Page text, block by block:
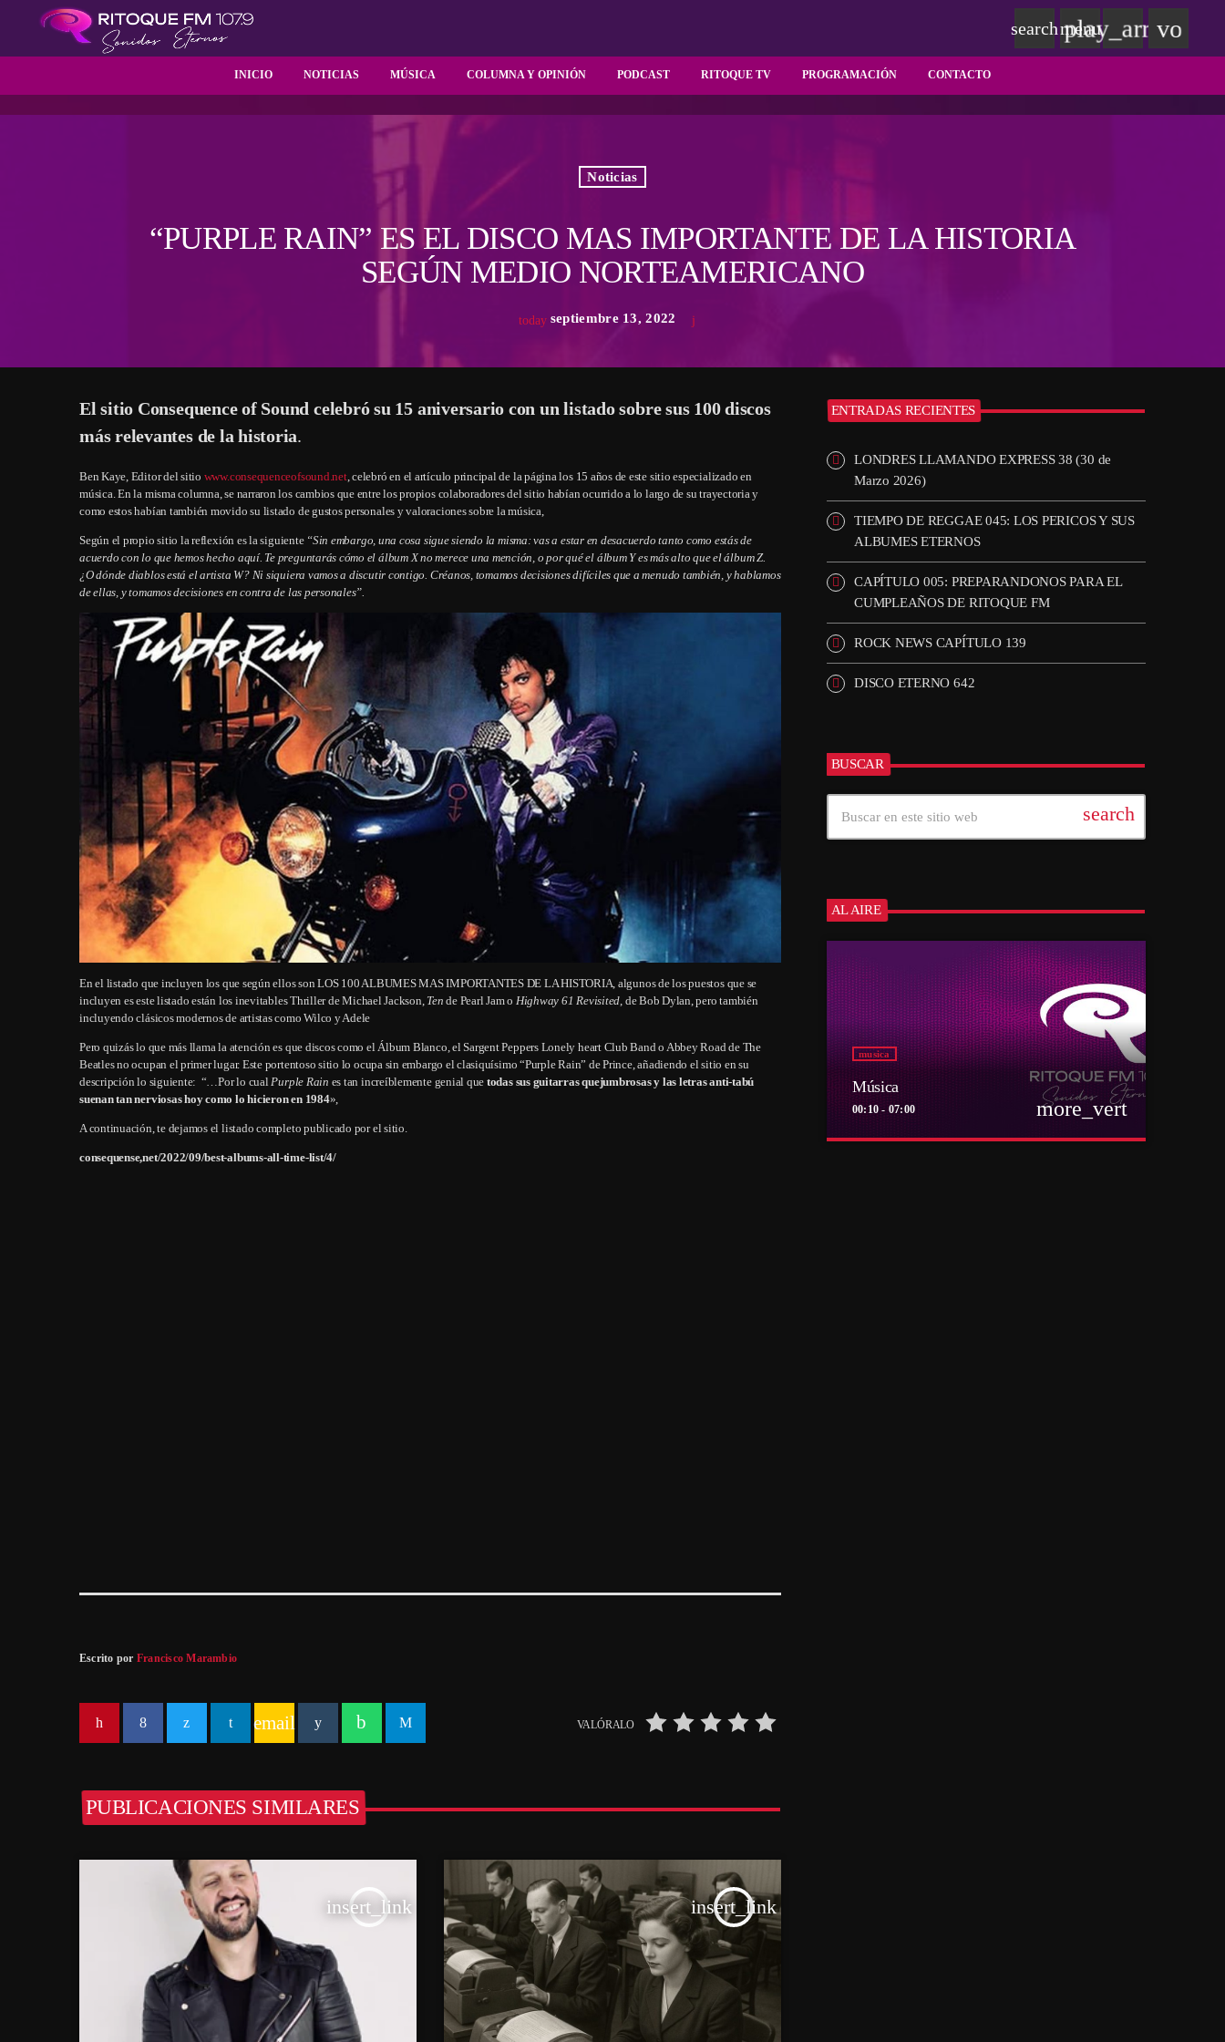
INICIO NOTICIAS MÚSICA COLUMNA Y OPINIÓN PODCAST RITOQUE TV PROGRAMACIÓN CONTACTO
searchmenu
play_arrow
Noticias
“PURPLE RAIN” ES EL DISCO MAS IMPORTANTE DE LA HISTORIA
SEGÚN MEDIO NORTEAMERICANO
today septiembre 13, 2022
El sitio Consequence of Sound celebró su 15 aniversario con un listado sobre sus 100 discos
más relevantes de la historia.
Ben Kaye, Editor del sitio www.consequenceofsound.net, celebró en el artículo principal de la página los 15 años de este sitio especializado en
música. En la misma columna, se narraron los cambios que entre los propios colaboradores del sitio habían ocurrido a lo largo de su trayectoria y
como estos habían también movido su listado de gustos personales y valoraciones sobre la música,
Según el propio sitio la reflexión es la siguiente “Sin embargo, una cosa sigue siendo la misma: vas a estar en desacuerdo tanto como estás de
acuerdo con lo que hemos hecho aquí. Te preguntarás cómo el álbum X no merece una mención, o por qué el álbum Y es más alto que el álbum Z.
¿O dónde diablos está el artista W? Ni siquiera vamos a discutir contigo. Créanos, tomamos decisiones difíciles que a menudo también, y hablamos
de ellas, y tomamos decisiones en contra de las personales”.
En el listado que incluyen los que según ellos son LOS 100 ALBUMES MAS IMPORTANTES DE LA HISTORIA, algunos de los puestos que se
incluyen es este listado están los inevitables Thriller de Michael Jackson, Ten de Pearl Jam o Highway 61 Revisited , de Bob Dylan, pero también
incluyendo clásicos modernos de artistas como Wilco y Adele
Pero quizás lo que más llama la atención es que discos como el Álbum Blanco, el Sargent Peppers Lonely heart Club Band o Abbey Road de The
Beatles no ocupan el primer lugar. Este portentoso sitio lo ocupa sin embargo el clasiquísimo “Purple Rain” de Prince, añadiendo el sitio en su
descripción lo siguiente: “…Por lo cual Purple Rain es tan increíblemente genial que todas sus guitarras quejumbrosas y las letras anti-tabú
suenan tan nerviosas hoy como lo hicieron en 1984»,
A continuación, te dejamos el listado completo publicado por el sitio.
consequense,net/2022/09/best-albums-all-time-list/4/
Escrito por Francisco Marambio
email VALÓRALO
PUBLICACIONES SIMILARES
insert_link insert_link
ENTRADAS RECIENTES
LONDRES LLAMANDO EXPRESS 38 (30 de
Marzo 2026)
TIEMPO DE REGGAE 045: LOS PERICOS Y SUS
ALBUMES ETERNOS
CAPÍTULO 005: PREPARANDONOS PARA EL
CUMPLEAÑOS DE RITOQUE FM
ROCK NEWS CAPÍTULO 139
DISCO ETERNO 642
BUSCAR
search
AL AIRE
musica
Música
00:10 - 07:00 more_vert